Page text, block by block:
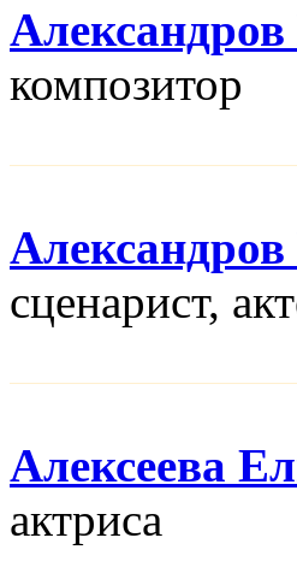
композитор
сценарист,
Алексеева
актриса